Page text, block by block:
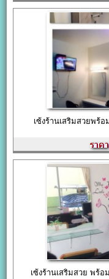
เซ้งร้านเสริมสวยพร้
เซ้งร้านเสริมสวย พร้